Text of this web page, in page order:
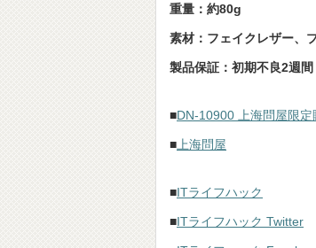
重量：約80g
素材：フェイクレザー、
製品保証：初期不良2週間
■DN-10900 上海問屋限定
■ 上海問屋
■ITライフハック
■ITライフハック Twitter